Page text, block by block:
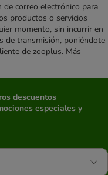
correo electrónico para
productos o servicios
momento, sin incurrir en
de transmisión, poniéndote
de zooplus. Más
descuentos
especiales y